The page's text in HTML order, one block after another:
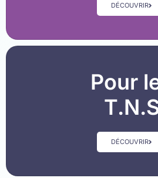
DÉCOUVRIR
Pour
DÉCOUVRIR